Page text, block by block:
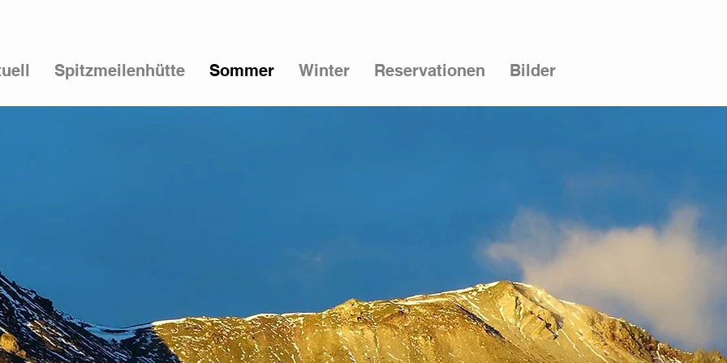
Spitzmeilenhütte Sommer Winter Reservationen Bilder